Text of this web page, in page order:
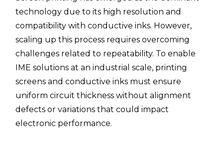
technology due to its high resolution and
compatibility with conductive inks. However,
scaling up this process requires overcoming
challenges related to repeatability. To enable
IME solutions at an industrial scale, printing
screens and conductive inks must ensure
uniform circuit thickness without alignment
defects or variations that could impact
electronic performance.